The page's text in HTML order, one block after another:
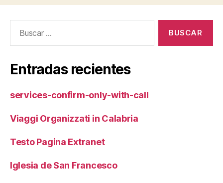
Entradas recientes
services-confirm-only-with-call
Viaggi Organizzati in Calabria
Testo Pagina Extranet
Iglesia de San Francesco